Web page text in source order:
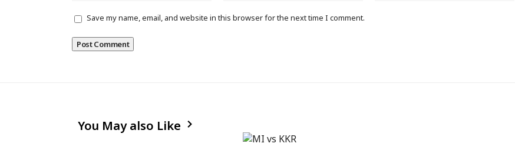
Save my name, email, and website in this browser for the next time I comment.
You May also Like